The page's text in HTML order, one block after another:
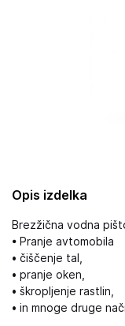
Opis izdelka
Brezžična vodna
• Pranje avtomobila
• čiščenje tal,
• pranje oken,
• škropljenje rastlin,
• in mnoge druge